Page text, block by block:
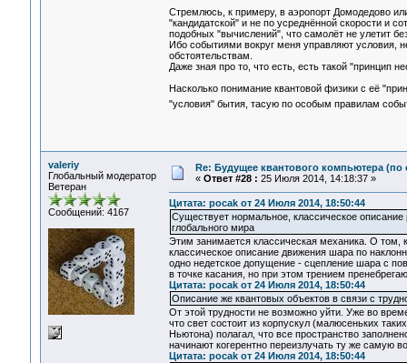
Стремлюсь, к примеру, в аэропорт Домодедово
"кандидатской" и не по усреднённой скорости и
подобных "вычислений", что самолёт не улетит
Ибо событиями вокруг меня управляют
обстоятельствам.
Даже зная про то, что есть, есть такой "принцип
Насколько понимание квантовой физики с её
"условия" бытия, тасую по особым правилам
valeriy
Глобальный модератор
Ветеран
Сообщений: 4167
Re: Будущее квантового компьютера (по
« Ответ #28 : 25 Июля 2014, 14:18:37 »
Цитата: pocak от 24 Июля 2014, 18:50:44
Существует нормальное, классическое
глобального мира
Этим занимается классическая механика. О
классическое описание движения шара по
одно недетское допущение - сцепление шара с
в точке касания, но при этом трением
Цитата: pocak от 24 Июля 2014, 18:50:44
Описание же квантовых объектов в связи с
От этой трудности не возможно уйти. Уже во
что свет состоит из корпускул (малюсеньких
Ньютона) полагал, что все пространство
начинают когерентно переизлучать ту же самую
Цитата: pocak от 24 Июля 2014, 18:50:44